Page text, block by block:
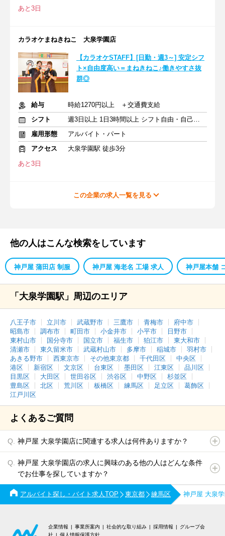
あと3日
カラオケまねきねこ 大泉学園店
【カラオケSTAFF】[日勤・週3～] 安定シフ
ト×自由度高い＝まねきねこ♪働きやすさ抜
群◎
給与
時給1270円以上 ＋交通費支給
シフト
週3日以上 1日3時間以上 シフト自由・自己申告
雇用形態
アルバイト・パート
アクセス
大泉学園駅 徒歩3分
あと3日
この企業の求人一覧を見る
他の人はこんな検索をしています
神戸屋 蒲田店 制服 神戸屋 海老名 工場 求人 神戸屋本舗
「大泉学園駅」周辺のエリア
八王子市 立川市 武蔵野市 三鷹市 青梅市
府中市
昭島市
調布市 町田市 小金井市 小平市
日野市
東村山市
国分寺市 国立市 福生市 狛江市
東大和市
清瀬市
東久留米市 武蔵村山市 多摩市 稲城市
羽村市
あきる野市
西東京市 その他東京都 千代田区
中央区
港区
新宿区 文京区 台東区 墨田区 江東区
品川区
目黒区
大田区 世田谷区 渋谷区 中野区
杉並区
豊島区
北区 荒川区 板橋区 練馬区 足立区
葛飾区
江戸川区
よくあるご質問
神戸屋 大泉学園店に関連する求人は何件ありますか？
神戸屋 大泉学園店の求人に興味のある他の人はどんな条件
でお仕事を探していますか？
アルバイト探し・バイト求人TOP 東京都 練馬区 神戸屋 大泉
企業情報 事業所案内 社会的な取り組み 採用情報
グループ会
社
個人情報保護方針